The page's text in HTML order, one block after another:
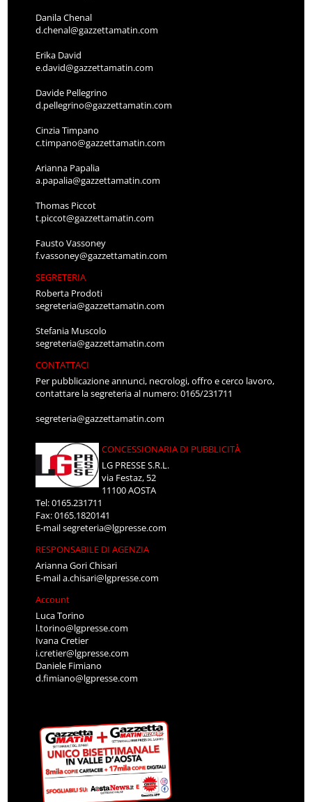
Danila Chenal
d.chenal@gazzettamatin.com
Erika David
e.david@gazzettamatin.com
Davide Pellegrino
d.pellegrino@gazzettamatin.com
Cinzia Timpano
c.timpano@gazzettamatin.com
Arianna Papalia
a.papalia@gazzettamatin.com
Thomas Piccot
t.piccot@gazzettamatin.com
Fausto Vassoney
f.vassoney@gazzettamatin.com
SEGRETERIA
Roberta Prodoti
segreteria@gazzettamatin.com
Stefania Muscolo
segreteria@gazzettamatin.com
CONTATTACI
Per pubblicazione annunci, necrologi, offro e cerco lavoro,
contattare la segreteria al numero: 0165/231711
segreteria@gazzettamatin.com
CONCESSIONARIA DI PUBBLICITÀ
LG PRESSE S.R.L.
via Festaz, 52
11100 AOSTA
Tel: 0165.231711
Fax: 0165.1820141
E-mailsegreteria@lgpresse.com
RESPONSABILE DI AGENZIA
Arianna Gori Chisari
E-maila.chisari@lgpresse.com
Account
Luca Torino
l.torino@lgpresse.com
Ivana Cretier
i.cretier@lgpresse.com
Daniele Fimiano
d.fimiano@lgpresse.com